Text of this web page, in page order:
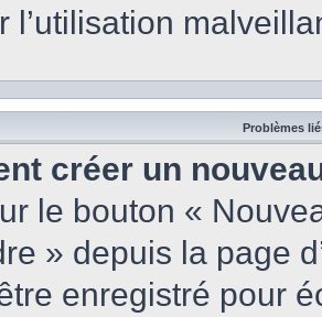
l’utilisation
Problèmes
créer un
le bouton «
» depuis la page
enregistré pour